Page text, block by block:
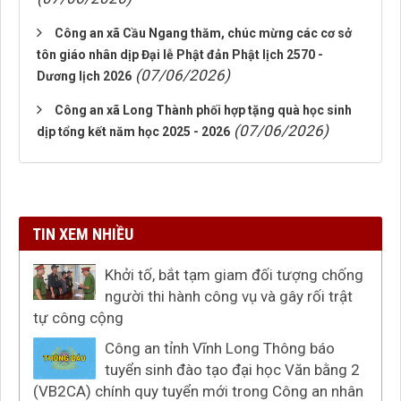
Công an xã Cầu Ngang thăm, chúc mừng các cơ sở
tôn giáo nhân dịp Đại lễ Phật đản Phật lịch 2570 -
Dương lịch 2026 (07/06/2026)
Công an xã Long Thành phối hợp tặng quà học sinh
dịp tổng kết năm học 2025 - 2026 (07/06/2026)
TIN XEM NHIỀU
Khởi tố, bắt tạm giam đối tượng chống
người thi hành công vụ và gây rối trật
tự công cộng
Công an tỉnh Vĩnh Long Thông báo
tuyển sinh đào tạo đại học Văn bằng 2
(VB2CA) chính quy tuyển mới trong Công an nhân